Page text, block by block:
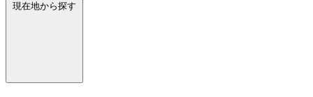
現在地から探す